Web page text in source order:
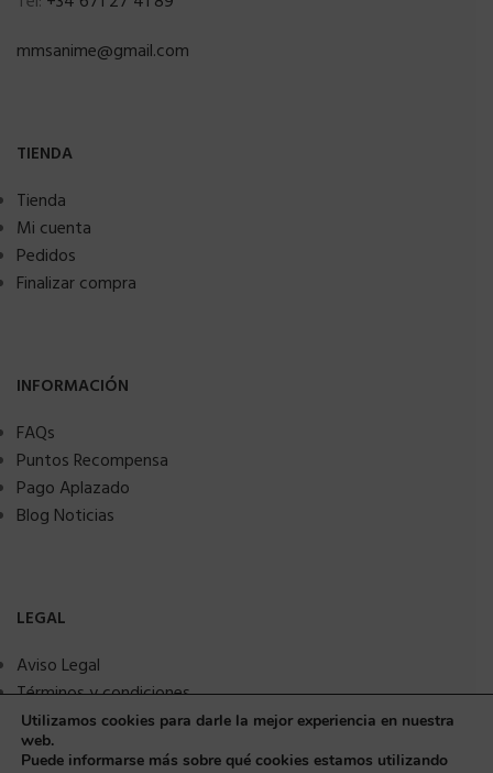
mmsanime@gmail.com
TIENDA
Tienda
Mi cuenta
Pedidos
Finalizar compra
INFORMACIÓN
FAQs
Puntos Recompensa
Pago Aplazado
Blog Noticias
LEGAL
Aviso Legal
Términos y condiciones
Política de privacidad
Política de Cookies
Utilizamos cookies para darle la mejor experiencia en nuestra
web.
Puede informarse más sobre qué cookies estamos utilizando